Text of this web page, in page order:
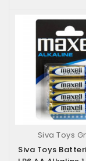
Siva Toys
Siva Toys